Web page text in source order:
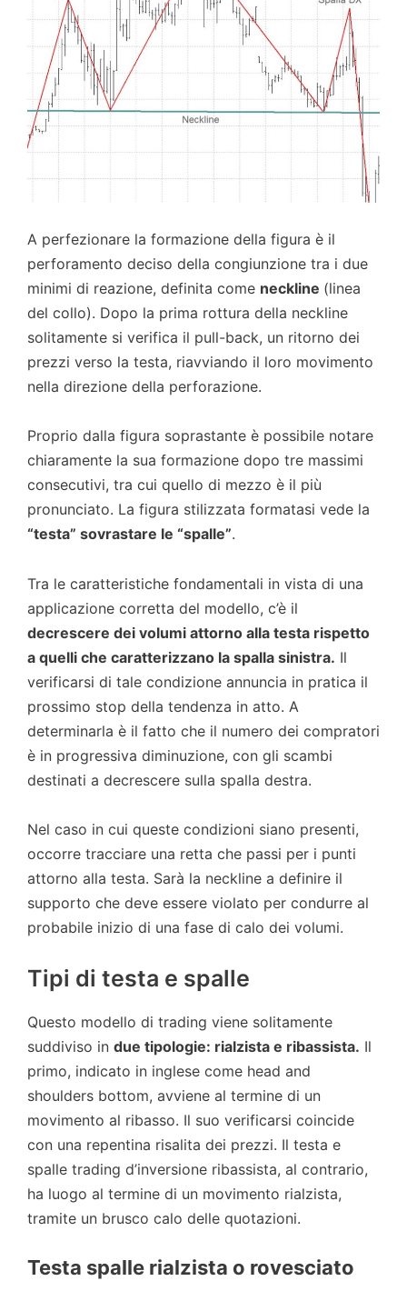
A perfezionare la formazione della figura è il
perforamento deciso della congiunzione tra i due
minimi di reazione, definita come neckline (linea
del collo). Dopo la prima rottura della neckline
solitamente si verifica il pull-back, un ritorno dei
prezzi verso la testa, riavviando il loro movimento
nella direzione della perforazione.
Proprio dalla figura soprastante è possibile notare
chiaramente la sua formazione dopo tre massimi
consecutivi, tra cui quello di mezzo è il più
pronunciato. La figura stilizzata formatasi vede la
“testa” sovrastare le “spalle”.
Tra le caratteristiche fondamentali in vista di una
applicazione corretta del modello, c’è il
decrescere dei volumi attorno alla testa rispetto
a quelli che caratterizzano la spalla sinistra. Il
verificarsi di tale condizione annuncia in pratica il
prossimo stop della tendenza in atto. A
determinarla è il fatto che il numero dei compratori
è in progressiva diminuzione, con gli scambi
destinati a decrescere sulla spalla destra.
Nel caso in cui queste condizioni siano presenti,
occorre tracciare una retta che passi per i punti
attorno alla testa. Sarà la neckline a definire il
supporto che deve essere violato per condurre al
probabile inizio di una fase di calo dei volumi.
Tipi di testa e spalle
Questo modello di trading viene solitamente
suddiviso in due tipologie: rialzista e ribassista. Il
primo, indicato in inglese come head and
shoulders bottom, avviene al termine di un
movimento al ribasso. Il suo verificarsi coincide
con una repentina risalita dei prezzi. Il testa e
spalle trading d’inversione ribassista, al contrario,
ha luogo al termine di un movimento rialzista,
tramite un brusco calo delle quotazioni.
Testa spalle rialzista o rovesciato